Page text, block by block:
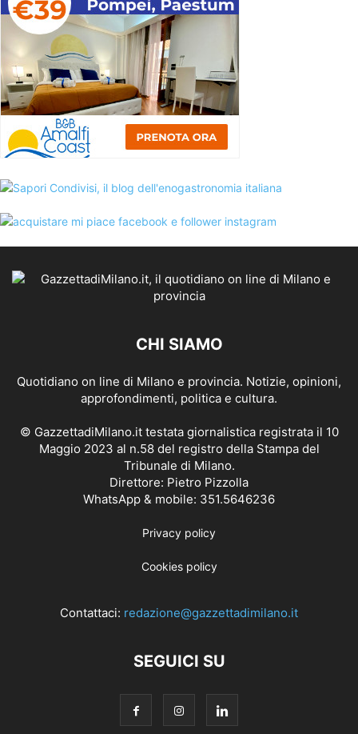
CHI SIAMO
Quotidiano on line di Milano e provincia. Notizie, opinioni,
approfondimenti, politica e cultura.
© GazzettadiMilano.it testata giornalistica registrata il 10
Maggio 2023 al n.58 del registro della Stampa del
Tribunale di Milano.
Direttore: Pietro Pizzolla
WhatsApp & mobile: 351.5646236
Privacy policy
Cookies policy
Contattaci: redazione@gazzettadimilano.it
SEGUICI SU